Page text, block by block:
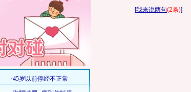
[我来说两句(2条)]